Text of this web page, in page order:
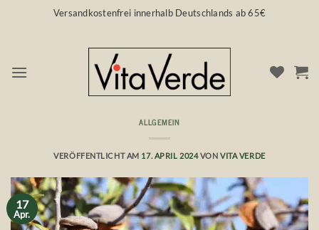
Versandkostenfrei innerhalb Deutschlands ab 65€
ALLGEMEIN
VERÖFFENTLICHT AM 17. APRIL 2024 VONVITA VERDE
17
Apr.